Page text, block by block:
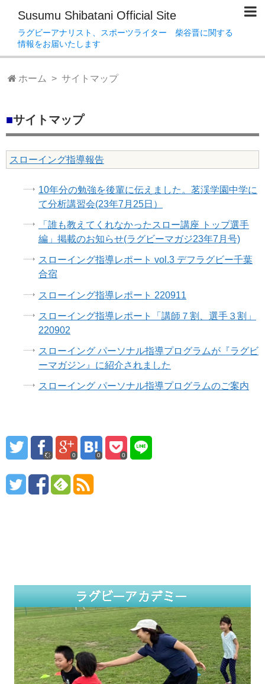
Susumu Shibatani Official Site
ラグビーアナリスト、スポーツライター 柴谷晋に関する
情報をお届いたします
ホーム > サイトマップ
■サイトマップ
スローイング指導報告
10年分の勉強を後輩に伝えました。茗渓学園中学に
て分析講習会(23年7月25日）
「誰も教えてくれなかったスロー講座 トップ選手
編」掲載のお知らせ(ラグビーマガジ23年7月号)
スローイング指導レポート vol.3 デフラグビー千葉
合宿
スローイング指導レポート 220911
スローイング指導レポート「講師７割、選手３割」
220902
スローイング パーソナル指導プログラムが『ラグビ
ーマガジン』に紹介されました
スローイング パーソナル指導プログラムのご案内
0 0 0